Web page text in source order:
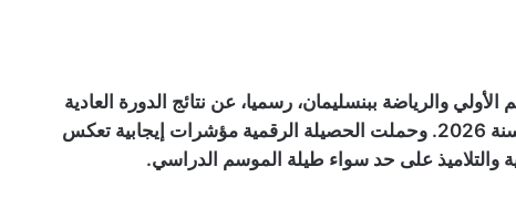
الأولي والرياضة ببنسليمان، رسميا، عن نتائج الدورة العادية
للامتحان الوطني الموحد لنيل شهادة البكالوريا برسم سنة 2026. وحملت الحصيلة الرقمية مؤشرات إيجابية تعكس
والتلاميذ على حد سواء طيلة الموسم الدراسي.